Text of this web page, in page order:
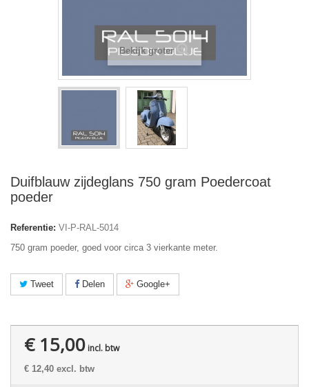
Bekijk groter
Duifblauw zijdeglans 750 gram Poedercoat
poeder
Referentie: VI-P-RAL-5014
750 gram poeder, goed voor circa 3 vierkante meter.
Tweet Delen Google+
€ 15,00 incl. btw
€ 12,40 excl. btw